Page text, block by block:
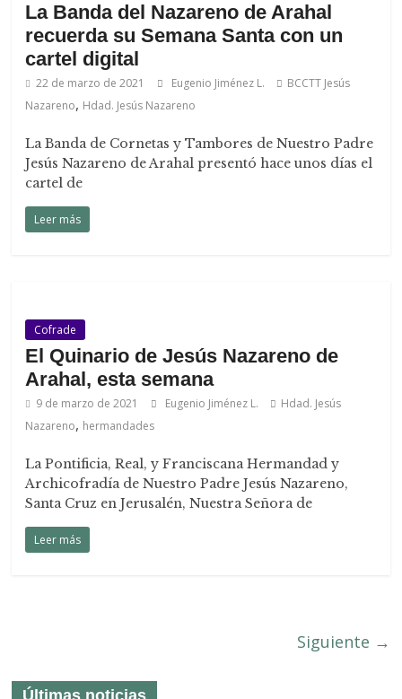
La Banda del Nazareno de Arahal
recuerda su Semana Santa con un
cartel digital
22 de marzo de 2021 Eugenio Jiménez L.
BCCTT Jesús
Nazareno, Hdad. Jesús Nazareno
La Banda de Cornetas y Tambores de Nuestro Padre
Jesús Nazareno de Arahal presentó hace unos días el
cartel de
Leer más
Cofrade
El Quinario de Jesús Nazareno de
Arahal, esta semana
9 de marzo de 2021 Eugenio Jiménez L.
Hdad. Jesús
Nazareno, hermandades
La Pontificia, Real, y Franciscana Hermandad y
Archicofradía de Nuestro Padre Jesús Nazareno,
Santa Cruz en Jerusalén, Nuestra Señora de
Leer más
Siguiente →
Últimas noticias